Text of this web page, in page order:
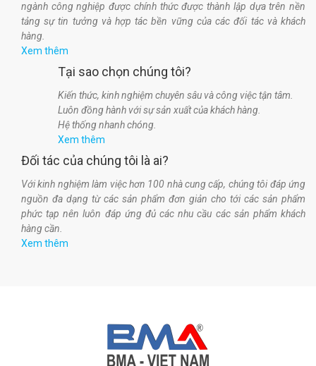
ngành công nghiệp được chính thức được thành lập dựa trên nền
tảng sự tin tưởng và hợp tác bền vững của các đối tác và khách
hàng.
Xem thêm
Tại sao chọn chúng tôi?
Kiến thức, kinh nghiệm chuyên sâu và công việc tận tâm.
Luôn đồng hành với sự sản xuất của khách hàng.
Hệ thống nhanh chóng.
Xem thêm
Đối tác của chúng tôi là ai?
Với kinh nghiệm làm việc hơn 100 nhà cung cấp, chúng tôi đáp ứng
nguồn đa dạng từ các sản phẩm đơn giản cho tới các sản phẩm
phức tạp nên luôn đáp ứng đủ các nhu cầu các sản phẩm khách
hàng cần.
Xem thêm